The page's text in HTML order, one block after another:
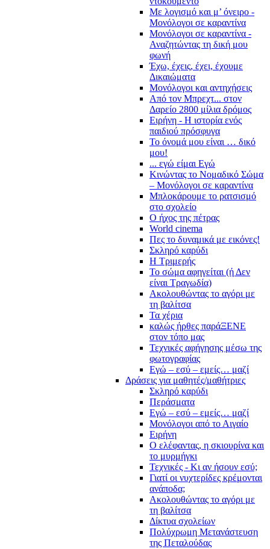
Με λογισμό και μ’ όνειρο -
Μονόλογοι σε καραντίνα
Μονόλογοι σε καραντίνα -
Αναζητώντας τη δική μου
φωνή
Έχω, έχεις, έχει, έχουμε
Δικαιώματα
Μονόλογοι και αντηχήσεις
Από τον Μπρεχτ... στον
Δαρείο 2800 μίλια δρόμος
Ειρήνη - Η ιστορία ενός
παιδιού πρόσφυγα
Το όνομά μου είναι … δικό
μου!
... εγώ είμαι Εγώ
Κινώντας το Νομαδικό Σώμα
– Μονόλογοι σε καραντίνα
Μπλοκάρουμε το ρατσισμό
στο σχολείο
Ο ήχος της πέτρας
World cinema
Πες το δυναμικά με εικόνες!
Σκληρό καρύδι
Η Τριμερής
Το σώμα αφηγείται (ή Δεν
είναι Τραγωδία)
Ακολουθώντας το αγόρι με
τη βαλίτσα
Τα χέρια
καλώς ήρθες παράΞΕΝΕ
στον τόπο μας
Τεχνικές αφήγησης μέσω της
φωτογραφίας
Εγώ – εσύ – εμείς… μαζί
Δράσεις για μαθητές/μαθήτριες
Σκληρό καρύδι
Περάσματα
Εγώ – εσύ – εμείς… μαζί
Μονόλογοι από το Αιγαίο
Ειρήνη
Ο ελέφαντας, η σκιουρίνα και
το μυρμήγκι
Τεχνικές - Κι αν ήσουν εσύ;
Γιατί οι νυχτερίδες κρέμονται
ανάποδα;
Ακολουθώντας το αγόρι με
τη βαλίτσα
Δίκτυα σχολείων
Πολύχρωμη Μετανάστευση
της Πεταλούδας